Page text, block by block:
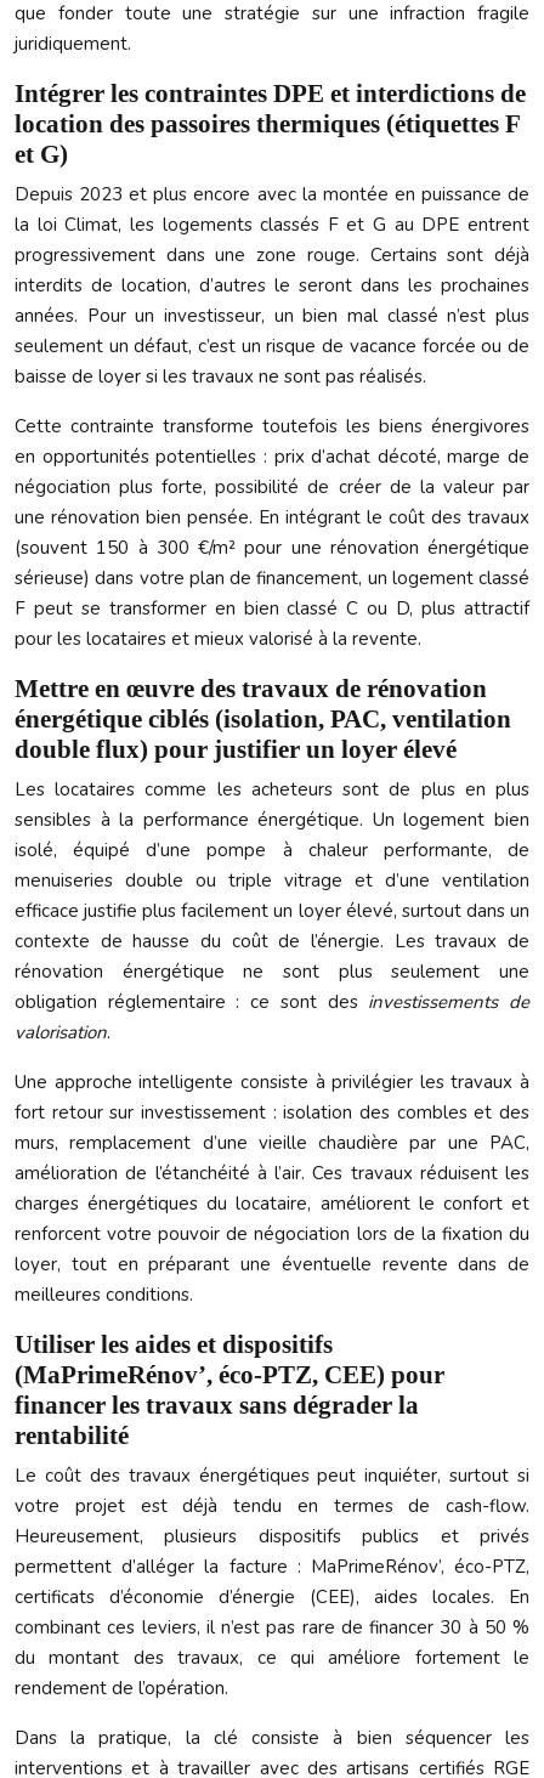
que fonder toute une stratégie sur une infraction fragile
juridiquement.
Intégrer les contraintes DPE et interdictions de
location des passoires thermiques (étiquettes F
et G)
Depuis 2023 et plus encore avec la montée en puissance de
la loi Climat, les logements classés F et G au DPE entrent
progressivement dans une zone rouge. Certains sont déjà
interdits de location, d’autres le seront dans les prochaines
années. Pour un investisseur, un bien mal classé n’est plus
seulement un défaut, c’est un risque de vacance forcée ou de
baisse de loyer si les travaux ne sont pas réalisés.
Cette contrainte transforme toutefois les biens énergivores
en opportunités potentielles : prix d’achat décoté, marge de
négociation plus forte, possibilité de créer de la valeur par
une rénovation bien pensée. En intégrant le coût des travaux
(souvent 150 à 300 €/m² pour une rénovation énergétique
sérieuse) dans votre plan de financement, un logement classé
F peut se transformer en bien classé C ou D, plus attractif
pour les locataires et mieux valorisé à la revente.
Mettre en œuvre des travaux de rénovation
énergétique ciblés (isolation, PAC, ventilation
double flux) pour justifier un loyer élevé
Les locataires comme les acheteurs sont de plus en plus
sensibles à la performance énergétique. Un logement bien
isolé, équipé d’une pompe à chaleur performante, de
menuiseries double ou triple vitrage et d’une ventilation
efficace justifie plus facilement un loyer élevé, surtout dans un
contexte de hausse du coût de l’énergie. Les travaux de
rénovation énergétique ne sont plus seulement une
obligation réglementaire : ce sont des investissements de
valorisation.
Une approche intelligente consiste à privilégier les travaux à
fort retour sur investissement : isolation des combles et des
murs, remplacement d’une vieille chaudière par une PAC,
amélioration de l’étanchéité à l’air. Ces travaux réduisent les
charges énergétiques du locataire, améliorent le confort et
renforcent votre pouvoir de négociation lors de la fixation du
loyer, tout en préparant une éventuelle revente dans de
meilleures conditions.
Utiliser les aides et dispositifs
(MaPrimeRénov’, éco-PTZ, CEE) pour
financer les travaux sans dégrader la
rentabilité
Le coût des travaux énergétiques peut inquiéter, surtout si
votre projet est déjà tendu en termes de cash-flow.
Heureusement, plusieurs dispositifs publics et privés
permettent d’alléger la facture : MaPrimeRénov’, éco-PTZ,
certificats d’économie d’énergie (CEE), aides locales. En
combinant ces leviers, il n’est pas rare de financer 30 à 50 %
du montant des travaux, ce qui améliore fortement le
rendement de l’opération.
Dans la pratique, la clé consiste à bien séquencer les
interventions et à travailler avec des artisans certifiés RGE